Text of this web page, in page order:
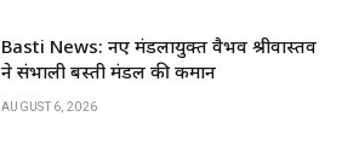
Basti News: नए मंडलायुक्त वैभव श्रीवास्तव
ने संभाली बस्ती मंडल की कमान
AUGUST 6, 2026